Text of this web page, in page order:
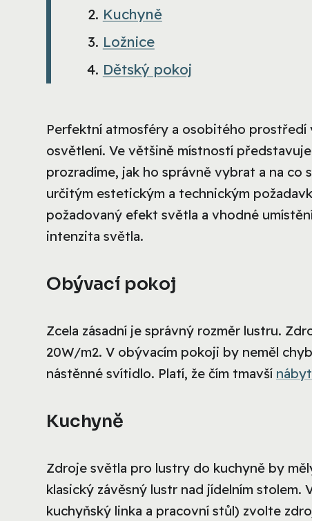
Kuchyně
Ložnice
Dětský pokoj
Perfektní atmosféry a osobitého prostředí
osvětlení. Ve většině místností
prozradíme, jak ho správně vybrat a na
určitým estetickým a technickým
požadovaný efekt světla a vhodné
intenzita světla.
Obývací pokoj
Zcela zásadní je správný rozměr lustru.
20W/m2. V obývacím pokoji by neměl
nástěnné svítidlo. Platí, že čím tmavší
Kuchyně
Zdroje světla pro lustry do kuchyně by
klasický závěsný lustr nad jídelním
kuchyňský linka a pracovní stůl) zvolte